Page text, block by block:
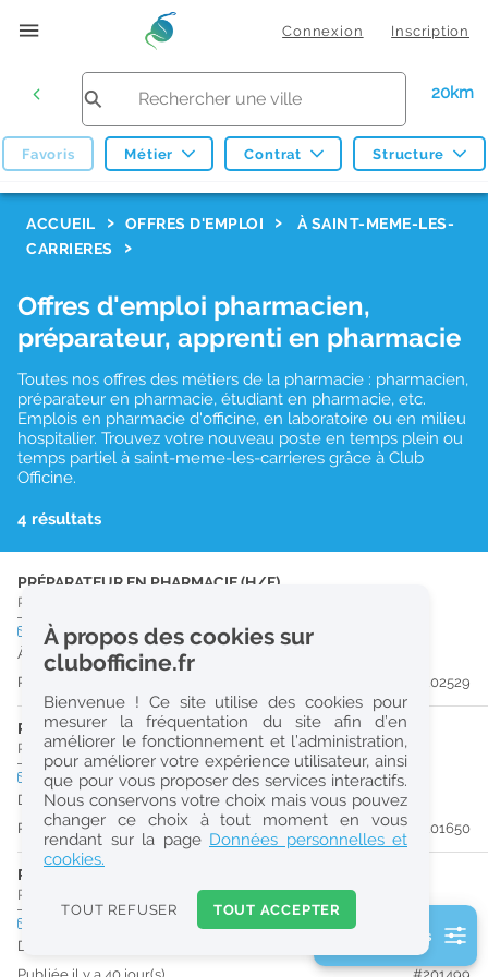
Connexion Inscription
20km
Favoris Métier Contrat Structure
e
Réinitialiser
2
0
k
m
Consulter les offres de la France d'outre-mer
ACCUEIL OFFRES D'EMPLOI
À SAINT-MEME-LES-
CARRIERES
Offres d'emploi pharmacien,
préparateur, apprenti en pharmacie
Toutes nos offres des métiers de la pharmacie : pharmacien,
préparateur en pharmacie, étudiant en pharmacie, etc.
Emplois en pharmacie d'officine, en laboratoire ou en milieu
hospitalier. Trouvez votre nouveau poste en temps plein ou
temps partiel à saint-meme-les-carrieres grâce à Club
Officine.
4 résultats
PRÉPARATEUR EN PHARMACIE (H/F)
Pharmacie d'Officine
CDItemps plein
À partir du 30/09/26
Publiée il y a 26 jour(s)
#202529
PRÉPARATEUR EN PHARMACIE (H/F)
Pharmacie d'Officine| 16100Châteaubernard
CDItemps plein
Dès que possible
Publiée il y a 38 jour(s)
#201650
PHARMACIEN (H/F)
Pharmacie d'Officine 16100Châteaubernard
Dès que possible
2 filtre(s) actifs
À propos des cookies sur
clubofficine.fr
Bienvenue ! Ce site utilise des cookies pour
mesurer la fréquentation du site afin d’en
améliorer le fonctionnement et l’administration,
pour améliorer votre expérience utilisateur, ainsi
que pour vous proposer des services interactifs.
Nous conservons votre choix mais vous pouvez
changer ce choix à tout moment en vous
rendant sur la page Données personnelles et
cookies.
TOUT REFUSER TOUT ACCEPTER